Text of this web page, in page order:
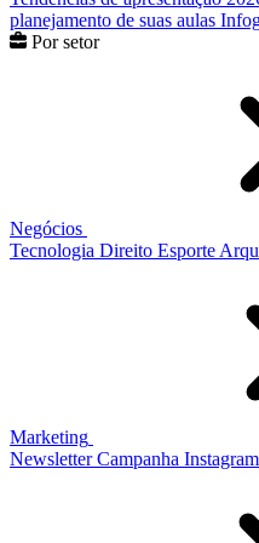
planejamento de suas aulas
Por setor
Negócios
Tecnologia Direito Esporte
Marketing
Newsletter Campanha Instagram